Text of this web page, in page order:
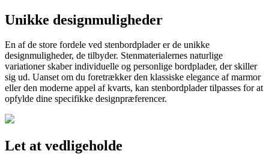
Unikke designmuligheder
En af de store fordele ved stenbordplader er de unikke
designmuligheder, de tilbyder. Stenmaterialernes naturlige
variationer skaber individuelle og personlige bordplader, der skiller
sig ud. Uanset om du foretrækker den klassiske elegance af marmor
eller den moderne appel af kvarts, kan stenbordplader tilpasses for at
opfylde dine specifikke designpræferencer.
Let at vedligeholde